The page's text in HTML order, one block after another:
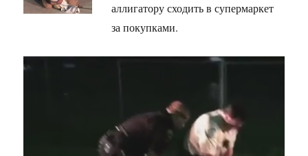
аллигатору сходить в супермаркет
за покупками.